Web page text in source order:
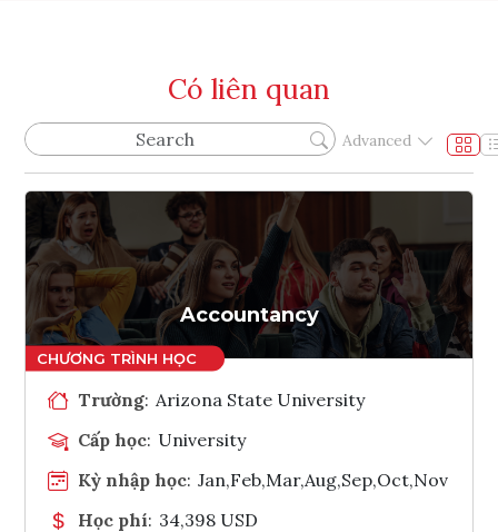
Có liên quan
Advanced
Accountancy
Trường: Arizona State University
Cấp học: University
Kỳ nhập học: Jan,Feb,Mar,Aug,Sep,Oct,Nov
Học phí: 34,398 USD